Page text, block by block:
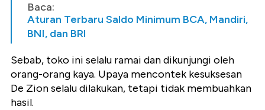
Baca:
Aturan Terbaru Saldo Minimum BCA, Mandiri,
BNI, dan BRI
Sebab, toko ini selalu ramai dan dikunjungi oleh
orang-orang kaya. Upaya mencontek kesuksesan
De Zion selalu dilakukan, tetapi tidak membuahkan
hasil.